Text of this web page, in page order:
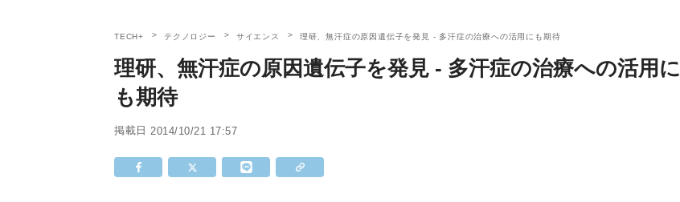
TECH+ テクノロジー サイエンス 理研、無汗症の原因遺伝子を発見 - 多汗症の治療への活用にも期待
理研、無汗症の原因遺伝子を発見 - 多汗症の治療への活用に
も期待
掲載日 2014/10/21 17:57